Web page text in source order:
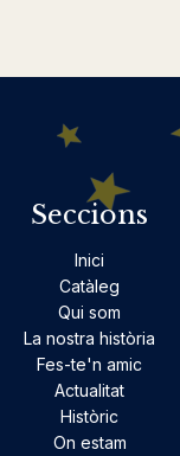
Seccions
Inici
Catàleg
Qui som
La nostra història
Fes-te'n amic
Actualitat
Històric
On estam